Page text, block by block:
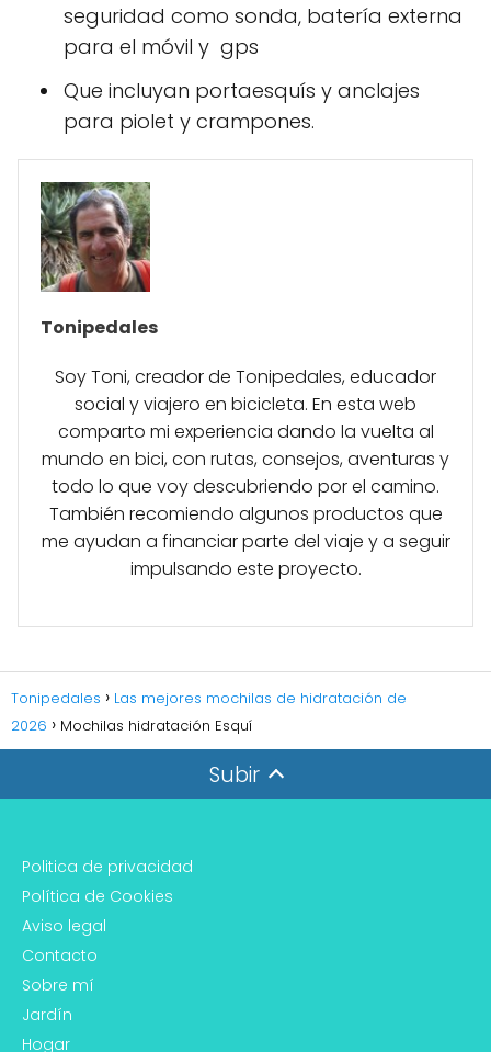
seguridad como sonda, batería externa
para el móvil y gps
Que incluyan portaesquís y anclajes
para piolet y crampones.
Tonipedales
Soy Toni, creador de Tonipedales, educador
social y viajero en bicicleta. En esta web
comparto mi experiencia dando la vuelta al
mundo en bici, con rutas, consejos, aventuras y
todo lo que voy descubriendo por el camino.
También recomiendo algunos productos que
me ayudan a financiar parte del viaje y a seguir
impulsando este proyecto.
Tonipedales
Las mejores mochilas de hidratación de
2026
Mochilas hidratación Esquí
Subir
Politica de privacidad
Política de Cookies
Aviso legal
Contacto
Sobre mí
Jardín
Hogar